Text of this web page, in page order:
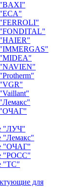
"BAXI"
"FONDITAL"
"HAIER"
"MIDEA"
"NAVIEN"
"ОЧАГ"
"ЛУЧ"
"Лемакс"
"ОЧАГ"
"РОСС"
"ТС"
для